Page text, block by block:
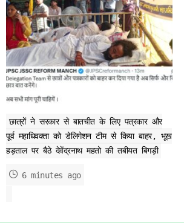
छात्रों ने सरकार से बातचीत के लिए पत्रकार और
पूर्व महाधिवक्ता को डेलिगेशन टीम से किया बाहर, भूख
हड़ताल पर बैठे देवेंद्रनाथ महतो की तबीयत बिगड़ी
6 minutes ago